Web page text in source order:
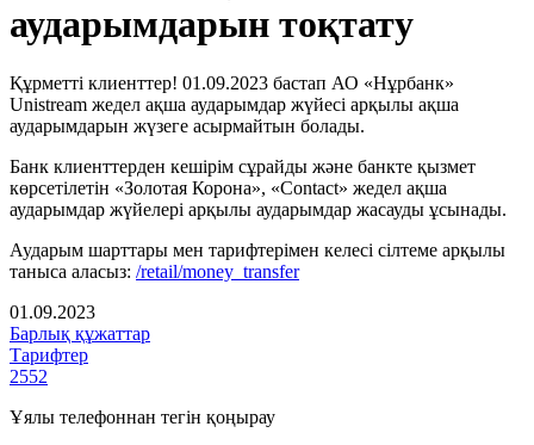
аударымдарын тоқтату
Құрметті клиенттер! 01.09.2023 бастап АО «Нұрбанк»
Unistream жедел ақша аударымдар жүйесі арқылы ақша
аударымдарын жүзеге асырмайтын болады.
Банк клиенттерден кешірім сұрайды және банкте қызмет
көрсетілетін «Золотая Корона», «Contact» жедел ақша
аударымдар жүйелері арқылы аударымдар жасауды ұсынады.
Аударым шарттары мен тарифтерімен келесі сілтеме арқылы
таныса аласыз: /retail/money_transfer
01.09.2023
Барлық құжаттар
Тарифтер
2552
Ұялы телефоннан тегін қоңырау